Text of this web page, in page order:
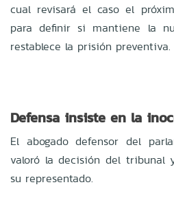
cual revisará el caso el
para definir si mantiene la
restablece la prisión preventiva.
Defensa insiste en la
El abogado defensor del
valoró la decisión del tribunal
su representado.